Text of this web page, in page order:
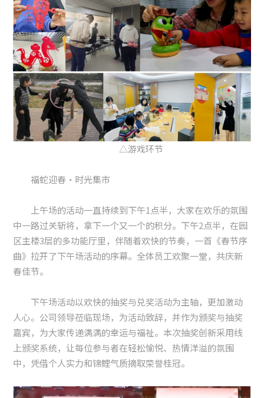
△游戏环节
福蛇迎春·时光集市
上午场的活动一直持续到下午1点半，大家在欢乐的氛围
中一路过关斩将，拿下一个又一个的积分。下午2点半，在园
区主楼3层的多功能厅里，伴随着欢快的节奏，一首《春节序
曲》拉开了下午场活动的序幕。全体员工欢聚一堂，共庆新
春佳节。
下午场活动以欢快的抽奖与兑奖活动为主轴，更加激动
人心。公司领导莅临现场，为活动致辞，并作为颁奖与抽奖
嘉宾，为大家传递满满的幸运与福祉。本次抽奖创新采用线
上颁奖系统，让每位参与者在轻松愉悦、热情洋溢的氛围
中，凭借个人实力和锦鲤气质摘取荣誉桂冠。